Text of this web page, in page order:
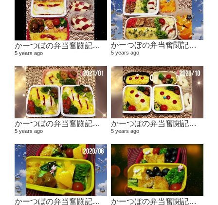
かーつぼの弁当奮闘記その6 【２０２１年４月～５月】
5 years ago
かーつぼの弁当奮闘記その5 【２０２１年２月～３月】
5 years ago
かーつぼの弁当奮闘記その４ 【２０２０年１１月～２０２１年１月】
5 years ago
かーつぼの弁当奮闘記その３ 【２０２０年８・９月～１０月】
5 years ago
かーつぼの弁当奮闘記その２ 【２０２０年６月～７月】 かーつぼの弁当奮闘記その1 2020年４月～５月